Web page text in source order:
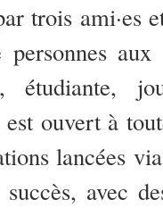
trois ami·es
personnes
étudiante,
ouvert à
lancées
avec